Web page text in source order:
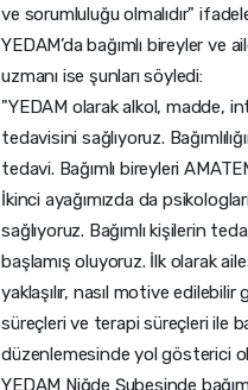
ve sorumluluğu olmalıdır"
YEDAM’da bağımlı bireyler
uzmanı ise şunları söyledi:
"YEDAM olarak alkol, madde,
tedavisini sağlıyoruz.
tedavi. Bağımlı bireyleri
İkinci ayağımızda da
sağlıyoruz. Bağımlı kişilerin
başlamış oluyoruz. İlk olarak
yaklaşılır, nasıl motive
süreçleri ve terapi süreçleri ile
düzenlemesinde yol gösterici
YEDAM Niğde Şubesinde